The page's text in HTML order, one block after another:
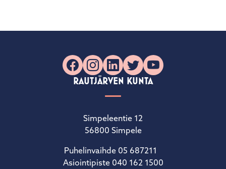
Facebook
Instagram
LinkedIn
X YouTube
RAUTJÄRVEN KUNTA
Simpeleentie 12
56800 Simpele
Puhelinvaihde 05 687211
Asiointipiste 040 162 1500